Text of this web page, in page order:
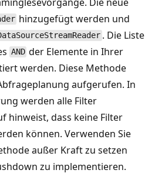
hinzugefügt werden und
. Die Liste
AND der Elemente in Ihrer
werden. Diese Methode
aufgerufen. In
werden alle Filter
hinweist, dass keine Filter
können. Verwenden Sie
außer Kraft zu setzen
zu implementieren.